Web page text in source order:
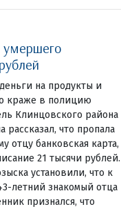
умершего
на продукты и
краже в полицию
Клинцовского района
рассказал, что пропала
отцу банковская карта,
21 тысячи рублей.
установили, что к
летний знакомый отца
признался, что